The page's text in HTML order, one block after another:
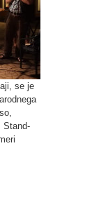
se je
Stand-